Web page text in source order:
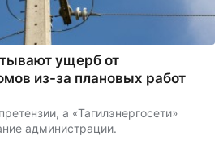
ущерб от
из-за плановых работ
а «Тагилэнергосети»
администрации.